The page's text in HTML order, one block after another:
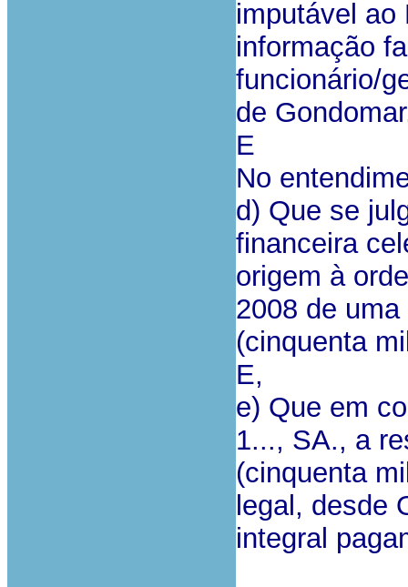
imputável ao
informação
funcionário/
de
E
No
d) Que se
financeira
origem à
2008 de
(cinquenta
E,
e) Que em
1..., SA., a
(cinquenta
legal, desde
integral